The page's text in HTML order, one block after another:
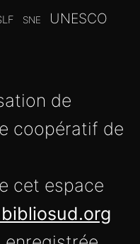
SNE UNESCO
de
coopératif de
cet espace